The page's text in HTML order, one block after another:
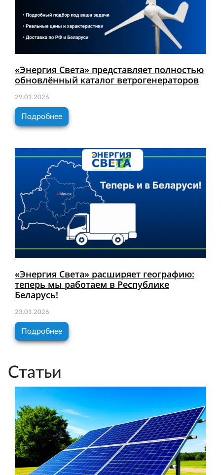
«Энергия Света» представляет полностью
обновлённый каталог ветрогенераторов
29.01.2026
Подробнее
«Энергия Света» расширяет географию:
теперь мы работаем в Республике
Беларусь!
23.01.2026
Подробнее
Статьи